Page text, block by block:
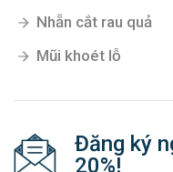
Nhẵn cắt rau quả
Mũi khoét lỗ
Đăng ký
20%!